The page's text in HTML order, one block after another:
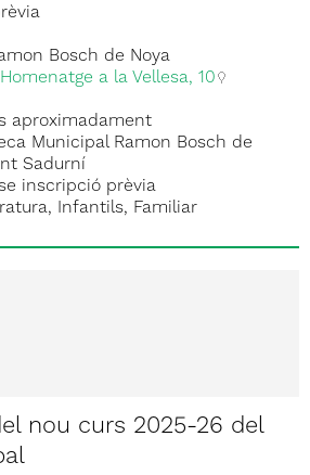
Bosch de Noya
a la Vellesa, 10
aproximadament
Municipal Ramon Bosch de
Sadurní
inscripció prèvia
Infantils, Familiar
nou curs 2025-26 del